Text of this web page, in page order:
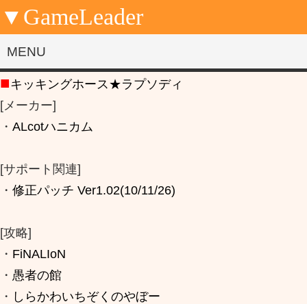
▼GameLeader
MENU
■キッキングホース★ラプソディ
[メーカー]
・ ALcotハニカム
[サポート関連]
・ 修正パッチ Ver1.02(10/11/26)
[攻略]
・ FiNALIoN
・ 愚者の館
・ しらかわいちぞくのやぼー